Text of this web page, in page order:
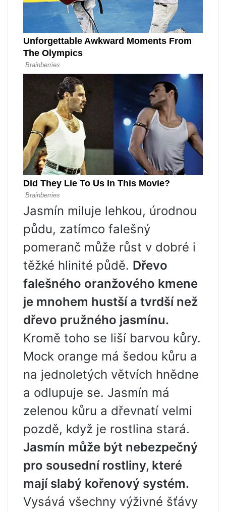
Jasmín miluje lehkou, úrodnou
půdu, zatímco falešný
pomeranč může růst v dobré i
těžké hlinité půdě. Dřevo
falešného oranžového kmene
je mnohem hustší a tvrdší než
dřevo pružného jasmínu.
Kromě toho se liší barvou kůry.
Mock orange má šedou kůru a
na jednoletých větvích hnědne
a odlupuje se. Jasmín má
zelenou kůru a dřevnatí velmi
pozdě, když je rostlina stará.
Jasmín může být nebezpečný
pro sousední rostliny, které
mají slabý kořenový systém.
Vysává všechny výživné šťávy